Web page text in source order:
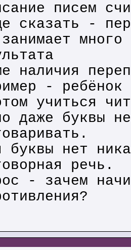
писем
сказать -
наличия
- ребёнок
учиться
даже буквы
буквы нет
речь.
- зачем